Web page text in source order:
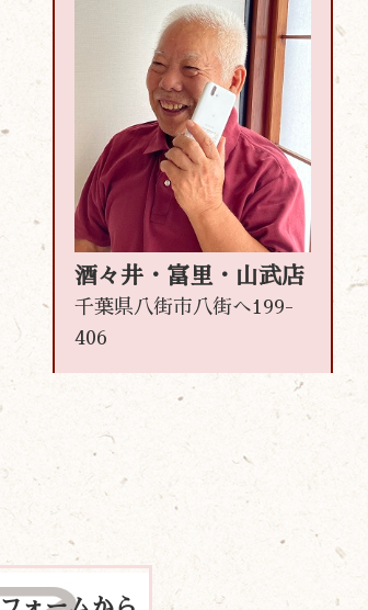
酒々井・富里・山武店
千葉県八街市八街へ199-
406